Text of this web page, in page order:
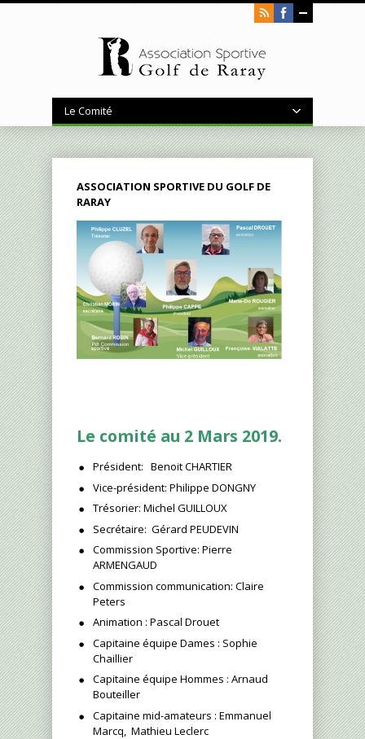
Le Comité
ASSOCIATION SPORTIVE DU GOLF DE
RARAY
Le comité au 2 Mars 2019.
Président: Benoit CHARTIER
Vice-président: Philippe DONGNY
Trésorier: Michel GUILLOUX
Secrétaire: Gérard PEUDEVIN
Commission Sportive: Pierre
ARMENGAUD
Commission communication: Claire
Peters
Animation : Pascal Drouet
Capitaine équipe Dames : Sophie
Chaillier
Capitaine équipe Hommes : Arnaud
Bouteiller
Capitaine mid-amateurs : Emmanuel
Marcq, Mathieu Leclerc